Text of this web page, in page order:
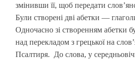
змінивши її, щоб передати
Були створені дві абетки —
Одночасно зі створенням абетки
над перекладом з грецької на
Псалтиря. До слова, у